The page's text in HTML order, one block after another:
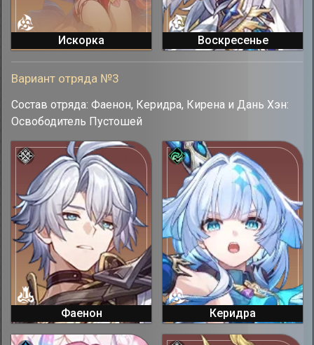
Искорка Воскресенье
Вариант отряда №3
Состав отряда: Фаенон, Керидра, Кирена и Дань Хэн:
Освободитель Пустошей
Фаенон Керидра